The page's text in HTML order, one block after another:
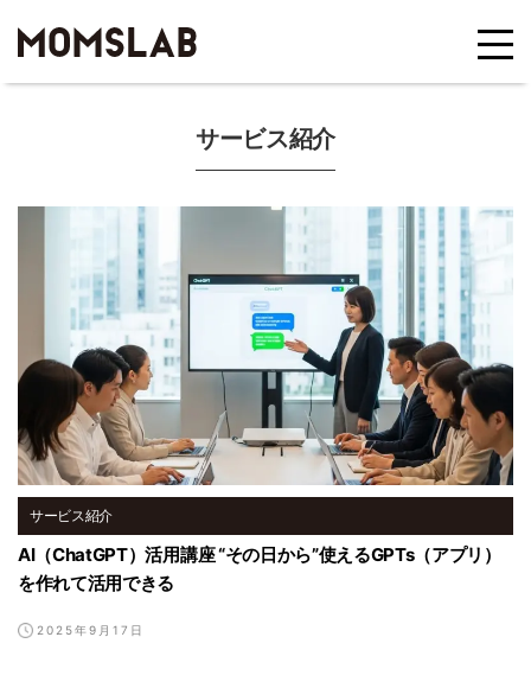
サービス紹介
サービス紹介
AI（ChatGPT）活用講座 “その日から”使えるGPTs（アプリ）
を作れて活用できる
2025年9月17日